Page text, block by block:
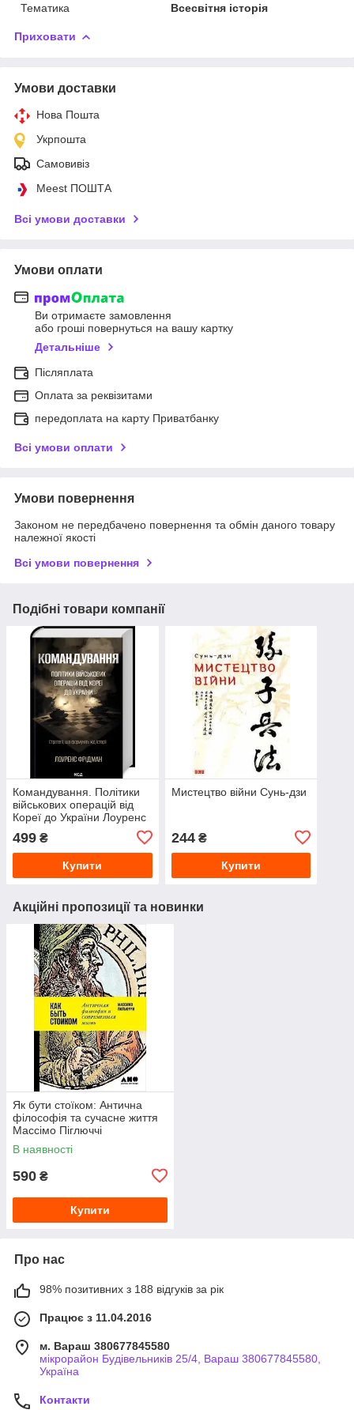
Тематика
Всесвітня історія
Приховати
Умови доставки
Нова Пошта
Укрпошта
Самовивіз
Meest ПОШТА
Всі умови доставки
Умови оплати
Ви отримаєте замовлення
або гроші повернуться на вашу картку
Детальніше
Післяплата
Оплата за реквізитами
передоплата на карту Приватбанку
Всі умови оплати
Умови повернення
Законом не передбачено повернення та обмін даного товару
належної якості
Всі умови повернення
Подібні товари компанії
Командування. Політики
військових операцій від
Кореї до України Лоуренс
499 ₴
Купити
Мистецтво війни Сунь-дзи
244₴
Купити
Акційні пропозиції та новинки
Як бути стоїком: Антична
філософія та сучасне життя
Массімо Піглюччі
В наявності
590 ₴
Купити
Про нас
98% позитивних з 188 відгуків за рік
Працює з 11.04.2016
м. Вараш 380677845580
мікрорайон Будівельників 25/4, Вараш 380677845580,
Україна
Контакти